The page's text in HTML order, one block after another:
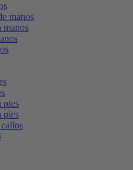
manos
manos
pies
pies